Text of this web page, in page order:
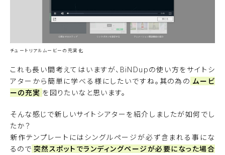
チュートリアルムービーの充実化
これも長い間考えてはいますが、BiNDupの使い方をサイトシ
アターから簡単に学べる様にしたいですね。其の為の ムービ
ーの充実 を図りたいなと思います。
そんな感じで新しいサイトシアターを紹介しましたが如何でし
たか？
新作テンプレートにはシングルページが必ず含まれる事にな
るので 突然スポットでランディングページが必要になった場合